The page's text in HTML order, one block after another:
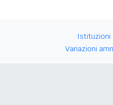
Istituzioni
Variazioni